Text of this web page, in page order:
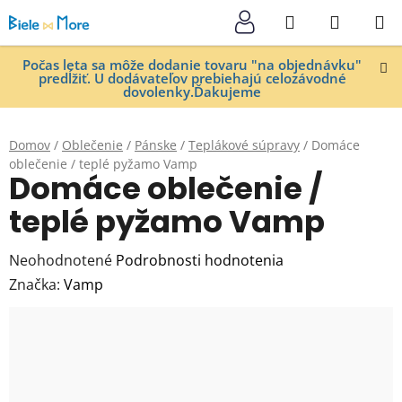
na
obsah
Počas leta sa môže dodanie tovaru "na objednávku"
predĺžiť. U dodávateľov prebiehajú celozávodné
dovolenky.Ďakujeme
Hľadať
KOŠÍK
Domov / Oblečenie / Pánske / Teplákové súpravy / Domáce
oblečenie / teplé pyžamo Vamp
Domáce oblečenie /
teplé pyžamo Vamp
Priemerné
hodnotenie
Neohodnotené Podrobnosti hodnotenia
Značka: Vamp